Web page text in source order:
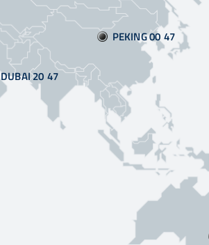
DUBAI 20:47
PEKING 00:47